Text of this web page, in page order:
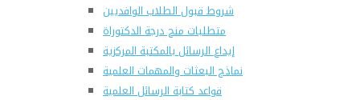
شروط قبول الطلاب الوافديين
متطلبات منح درجة الدكتوراة
إيداع الرسائل بالمكتبة المركزية
نماذج البعثات والمهمات العلمية
قواعد كتابة الرسائل العلمية